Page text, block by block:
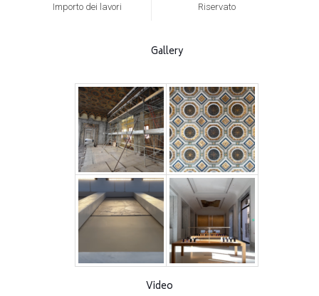
Importo dei lavori Riservato
Gallery
Video